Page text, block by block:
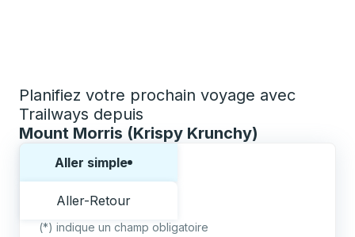
Planifiez votre prochain voyage avec
Trailways depuis
Mount Morris (Krispy Krunchy)
Aller simple
Aller-Retour
(*) indique un champ obligatoire